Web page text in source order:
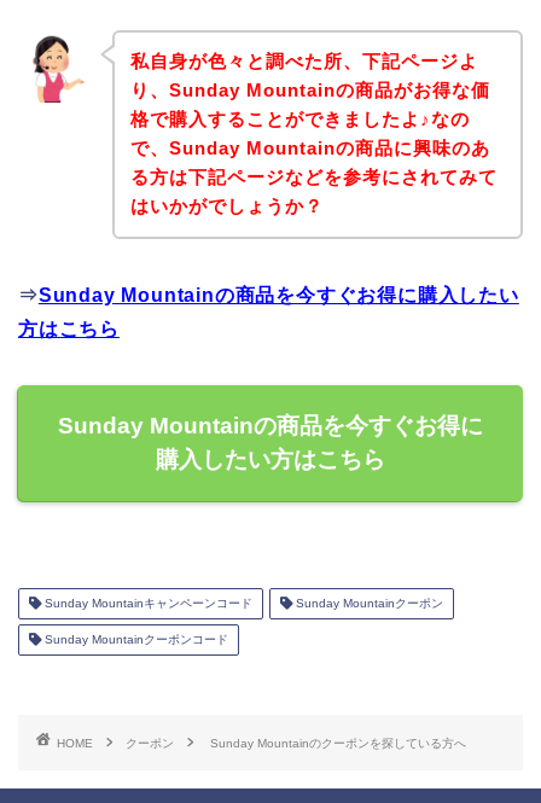
私自身が色々と調べた所、下記ページよ
り、Sunday Mountainの商品がお得な価
格で購入することができましたよ♪なの
で、Sunday Mountainの商品に興味のあ
る方は下記ページなどを参考にされてみて
はいかがでしょうか？
⇒Sunday Mountainの商品を今すぐお得に購入したい
方はこちら
Sunday Mountainの商品を今すぐお得に
購入したい方はこちら
Sunday Mountainキャンペーンコード Sunday Mountainクーポン
Sunday Mountainクーポンコード
HOME クーポン Sunday Mountainのクーポンを探している方へ